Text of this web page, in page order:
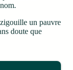
un pauvre
doute que